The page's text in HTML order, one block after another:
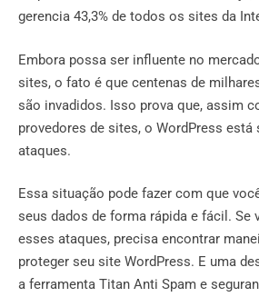
gerencia 43,3% de todos os sites da
Embora possa ser influente no
sites, o fato é que centenas de
são invadidos. Isso prova que, assim
provedores de sites, o WordPress está
ataques.
Essa situação pode fazer com que
seus dados de forma rápida e fácil. Se
esses ataques, precisa encontrar
proteger seu site WordPress. E uma
a ferramenta Titan Anti Spam e